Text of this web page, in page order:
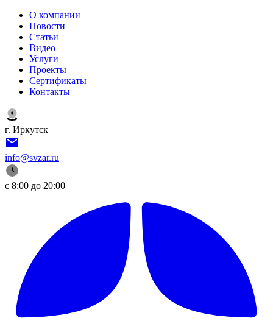
О компании
Новости
Статьи
Видео
Услуги
Проекты
Сертификаты
Контакты
г. Иркутск
info@svzar.ru
с 8:00 до 20:00